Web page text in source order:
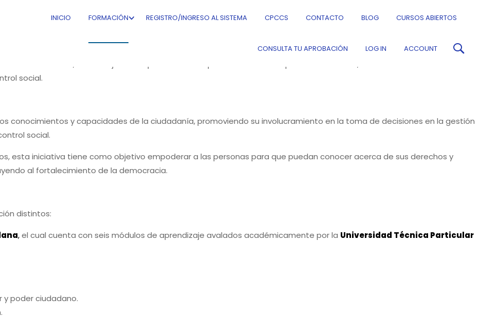
INICIO FORMACIÓN REGISTRO/INGRESO AL SISTEMA CPCCS CONTACTO BLOG CURSOS ABIERTOS
CONSULTA TU APROBACIÓN LOG IN ACCOUNT
"EduCPCCS"
es una iniciativa del Consejo de Participación Ciudadana y Control Social (CPCCS), desarrollada en el marco del
Abierto 2022–2024: “Fortalecimiento de la Participación Ciudadana, el Control Social y la Rendición de Cuentas”. Esta
social.
conocimientos y capacidades de la ciudadanía, promoviendo su involucramiento en la toma de decisiones en la gestión
social.
esta iniciativa tiene como objetivo empoderar a las personas para que puedan conocer acerca de sus derechos y
al fortalecimiento de la democracia.
distintos:
,el cual cuenta con seis módulos de aprendizaje avalados académicamente por la Universidad Técnica Particular
y poder ciudadano.